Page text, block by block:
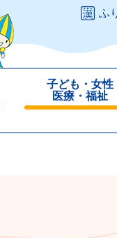
ふ
子ども・女性
医療・福祉
じ